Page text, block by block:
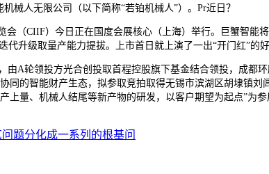
械人无限公司（以下简称“若铂机械人”）。Pr近日？
（CIIF）今日正在国度会展核心（上海）举行。巨蟹智能
升级取量产能力提拔。上市首日就上演了一出“开门红”的好
轮领投方光合创投取首程控股旗下基金结合领投，成都
的智能财产生态，拟参取竞拍取得无锡市滨湖区胡埭镇
量、机械人结尾等新产物的研发，以客户期望为起点”为参
题分化成一系列的根基问